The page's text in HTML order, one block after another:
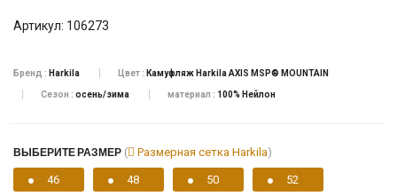
Артикул: 106273
Бренд : Harkila Цвет : Камуфляж Harkila AXIS MSP® MOUNTAIN
Сезон : осень/зима материал : 100% Нейлон
ВЫБЕРИТЕ РАЗМЕР ( Размерная сетка Harkila)
46 48 50 52